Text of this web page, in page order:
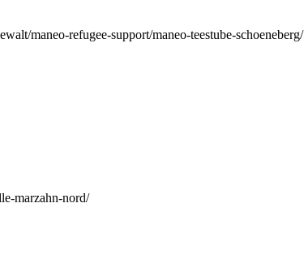
maneo-refugee-support/maneo-teestube-schoeneberg/
marzahn-nord/